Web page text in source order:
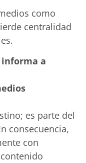
como
centralidad
informa a
es parte del
consecuencia,
con